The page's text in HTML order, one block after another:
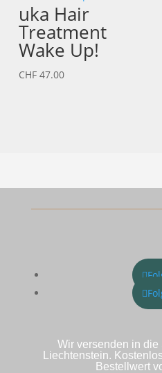
uka Hair
Treatment
Wake Up!
CHF 47.00
Wir versenden in
Liechtenstein.
Bestellwert